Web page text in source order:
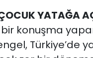
YATAĞA
konuşma
Türkiye’de